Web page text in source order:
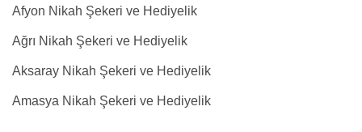
Afyon Nikah Şekeri ve Hediyelik
Ağrı Nikah Şekeri ve Hediyelik
Aksaray Nikah Şekeri ve Hediyelik
Amasya Nikah Şekeri ve Hediyelik